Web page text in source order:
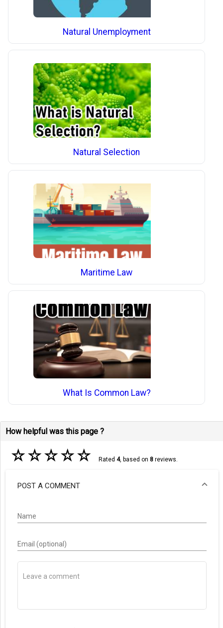
Natural Unemployment
Natural Selection
Maritime Law
What Is Common Law?
How helpful was this page ?
☆☆☆☆☆ Rated 4, based on 8reviews.
POST A COMMENT
Name
Email (optional)